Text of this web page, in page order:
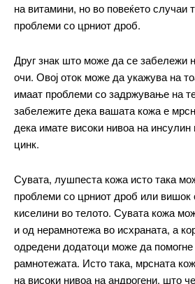
━ pricing
на витамини, но во повеќето случаи
проблеми со црниот дроб.
Друг знак што може да се забележи
очи. Овој оток може да укажува на
имаат проблеми со задржување на
забележите дека вашата кожа е
дека имате високи нивоа на инсулин
цинк.
Сувата, лушпеста кожа исто така
проблеми со црниот дроб или вишок
киселини во телото. Сувата кожа
и од нерамнотежа во исхраната, а
одредени додатоци може да
рамнотежата. Исто така, мрсната
на високи нивоа на андрогени, што